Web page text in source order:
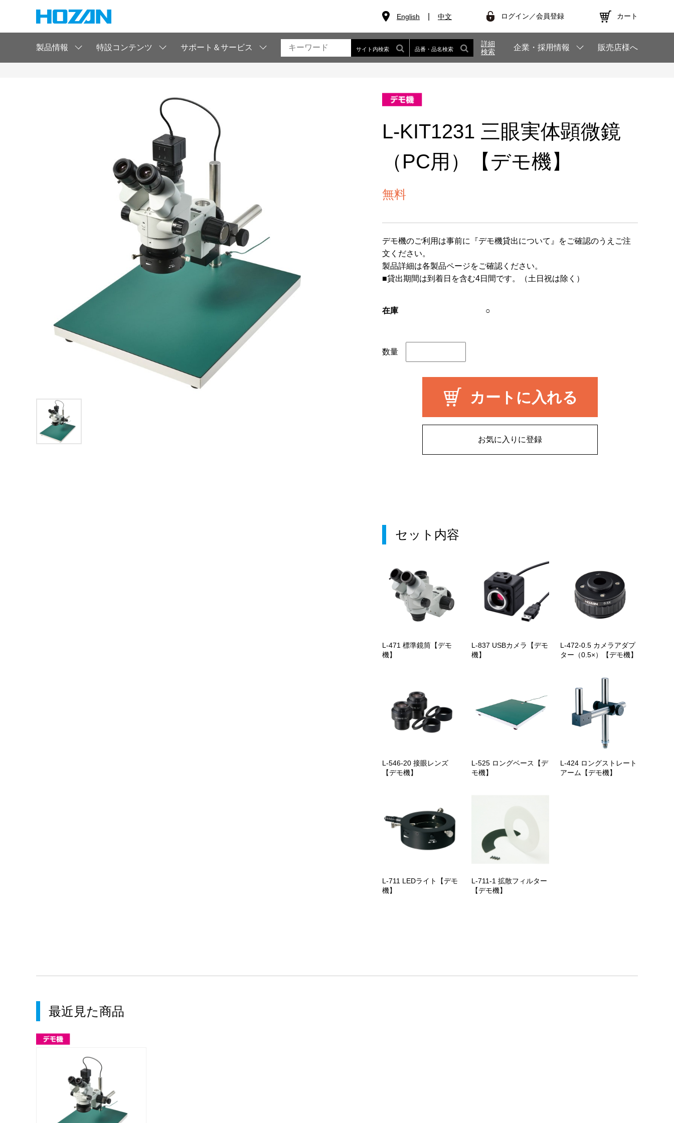
English 中文 ログイン／会員登録 カート
製品情報 特設コンテンツ サポート＆サービス サイト内検索 品番・品名検索
詳細
検索
企業・採用情報 販売店様へ
L-KIT1231 三眼実体顕微鏡
（PC用）【デモ機】
無料
デモ機のご利用は事前に 『デモ機貸出について』
をご確認のうえご注
文ください。
製品詳細は各製品ページをご確認ください。
■貸出期間は到着日を含む4日間です。（土日祝は除く）
在庫 ○
数量
カートに入れる
お気に入りに登録
セット内容
L-471 標準鏡筒【デモ
機】
L-837 USBカメラ【デモ
機】
L-472-0.5 カメラアダプ
ター（0.5×）【デモ機】
L-546-20 接眼レンズ
【デモ機】
L-525 ロングベース【デ
モ機】
L-424 ロングストレート
アーム【デモ機】
L-711 LEDライト【デモ
機】
L-711-1 拡散フィルター
【デモ機】
最近見た商品